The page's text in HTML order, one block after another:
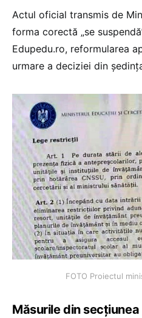
Actul oficial transmis de
forma corectă „se
Edupedu.ro, reformularea
urmare a deciziei din
FOTO Proiectul
Măsurile din